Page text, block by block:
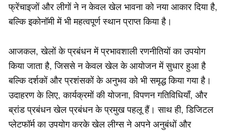
फ्रेंचाइजों और लीगों ने न केवल खेल भावना को नया आकार दिया है,
बल्कि इकोनॉमी में भी महत्वपूर्ण स्थान प्राप्त किया है।
आजकल, खेलों के प्रबंधन में प्रभावशाली रणनीतियों का उपयोग
किया जाता है, जिससे न केवल खेल के आयोजन में सुधार हुआ है
बल्कि दर्शकों और प्रशंसकों के अनुभव को भी समृद्ध किया गया है।
उदाहरण के लिए, कार्यक्रमों की योजना, विपणन गतिविधियाँ, और
ब्रांड प्रबंधन खेल प्रबंधन के प्रमुख पहलू हैं। साथ ही, डिजिटल
प्लेटफॉर्म का उपयोग करके खेल लीग्स ने अपने अनुबंधों और